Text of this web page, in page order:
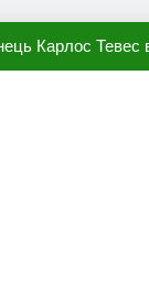
Карлос